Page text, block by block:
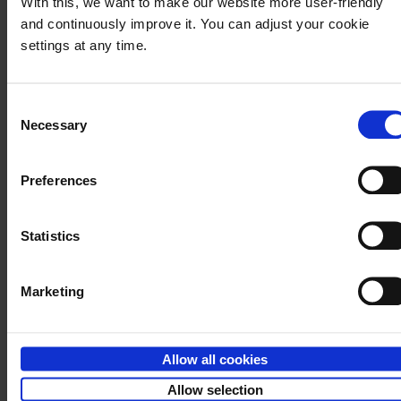
and continuously improve it. You can adjust your cookie
settings at any time.
Selection
Necessary
Preferences
Statistics
Marketing
Allow all cookies
Allow selection
Statistiken (4)
wie unsere Besucher unsere Website
statistische
Daten dazu,
wie der